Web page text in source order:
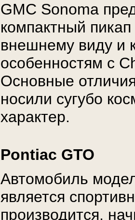
GMC Sonoma
компактный
внешнему виду и
особенностям с
Основные
носили сугубо
характер.
Pontiac GTO
Автомобиль
является
производится,